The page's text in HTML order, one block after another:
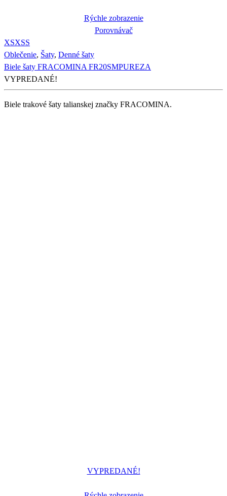
Rýchle zobrazenie
Porovnávač
XSXSS
Oblečenie, Šaty, Denné šaty
Biele šaty FRACOMINA FR20SMPUREZA
VYPREDANÉ!
Biele trakové šaty talianskej značky FRACOMINA.
VYPREDANÉ!